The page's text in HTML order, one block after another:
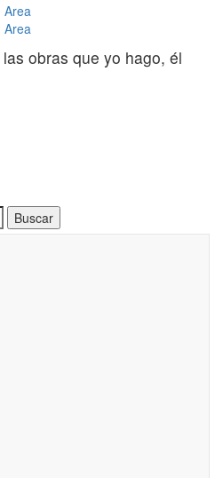
obras que yo hago, él